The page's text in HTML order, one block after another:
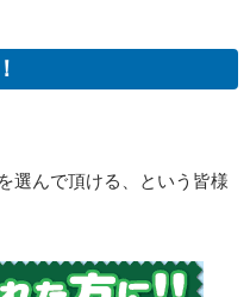
選んで頂ける、という皆様